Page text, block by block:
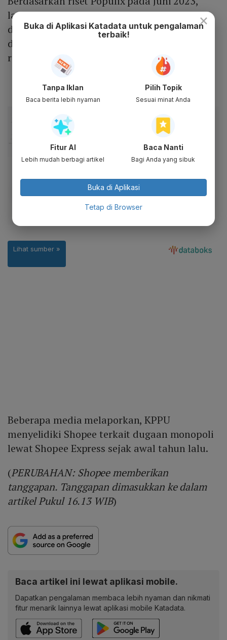
layanan pengiriman Shopee Express masuk
dalam tiga teratas yang paling banyak
digunakan oleh konsumen. Berikut
rinciannya:
Beberapa media melaporkan, KPPU
menyelidiki Shopee terkait dugaan monopoli
lewat Shopee Express sejak awal tahun lalu.
(PERUBAHAN: Shopee memberikan
tanggapan. Tanggapan dimasukkan ke dalam
artikel Pukul 16.13 WIB)
Baca artikel ini lewat aplikasi mobile.
Dapatkan pengalaman membaca lebih nyaman dan nikmati
fitur menarik lainnya lewat aplikasi mobile Katadata.
×
Buka di Aplikasi Katadata untuk pengalaman
terbaik!
Tanpa Iklan
Baca berita lebih nyaman
Pilih Topik
Sesuai minat Anda
Fitur AI
Lebih mudah berbagi artikel
Baca Nanti
Bagi Anda yang sibuk
Buka di Aplikasi
Tetap di Browser